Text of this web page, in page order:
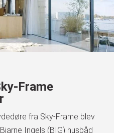
Frame
fra Sky-Frame blev
Ingels (BIG) husbåd